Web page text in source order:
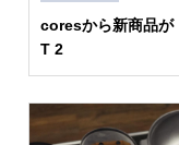
coresから新商品が
T 2